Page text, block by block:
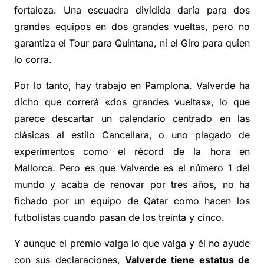
fortaleza. Una escuadra dividida daría para dos
grandes equipos en dos grandes vueltas, pero no
garantiza el Tour para Quintana, ni el Giro para quien
lo corra.
Por lo tanto, hay trabajo en Pamplona. Valverde ha
dicho que correrá «dos grandes vueltas», lo que
parece descartar un calendario centrado en las
clásicas al estilo Cancellara, o uno plagado de
experimentos como el récord de la hora en
Mallorca. Pero es que Valverde es el número 1 del
mundo y acaba de renovar por tres años, no ha
fichado por un equipo de Qatar como hacen los
futbolistas cuando pasan de los treinta y cinco.
Y aunque el premio valga lo que valga y él no ayude
con sus declaraciones, Valverde tiene estatus de